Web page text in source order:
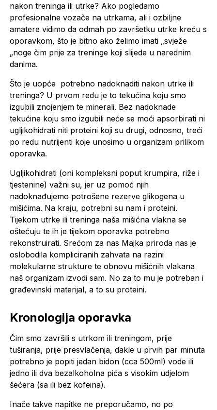
nakon treninga ili utrke? Ako pogledamo
profesionalne vozače na utrkama, ali i ozbiljne
amatere vidimo da odmah po završetku utrke kreću s
oporavkom, što je bitno ako želimo imati „svježe
„noge čim prije za treninge koji slijede u narednim
danima.
Što je uopće potrebno nadoknaditi nakon utrke ili
treninga? U prvom redu je to tekućina koju smo
izgubili znojenjem te minerali. Bez nadoknade
tekućine koju smo izgubili neće se moći apsorbirati ni
ugljikohidrati niti proteini koji su drugi, odnosno, treći
po redu nutrijenti koje unosimo u organizam prilikom
oporavka.
Ugljikohidrati (oni kompleksni poput krumpira, riže i
tjestenine) važni su, jer uz pomoć njih
nadoknađujemo potrošene rezerve glikogena u
mišićima. Na kraju, potrebni su nam i proteini.
Tijekom utrke ili treninga naša mišićna vlakna se
oštećuju te ih je tijekom oporavka potrebno
rekonstruirati. Srećom za nas Majka priroda nas je
oslobodila kompliciranih zahvata na razini
molekularne strukture te obnovu mišićnih vlakana
naš organizam izvodi sam. No za to mu je potreban i
građevinski materijal, a to su proteini.
Kronologija oporavka
Čim smo završili s utrkom ili treningom, prije
tuširanja, prije presvlačenja, dakle u prvih par minuta
potrebno je popiti jedan bidon (cca 500ml) vode ili
jedno ili dva bezalkoholna pića s visokim udjelom
šećera (sa ili bez kofeina).
Inače takve napitke ne preporučamo, no po